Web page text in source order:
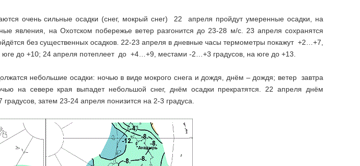
очень сильные осадки (снег, мокрый снег) 22 апреля пройдут умеренные осадки, на
явления, на Охотском побережье ветер разгонится до 23-28 м/с. 23 апреля сохранятся
без существенных осадков. 22-23 апреля в дневные часы термометры покажут +2…+7,
до +10; 24 апреля потеплеет до +4…+9, местами -2…+3 градусов, на юге до +13.
небольшие осадки: ночью в виде мокрого снега и дождя, днём – дождя; ветер завтра
на севере края выпадет небольшой снег, днём осадки прекратятся. 22 апреля днём
затем 23-24 апреля понизится на 2-3 градуса.